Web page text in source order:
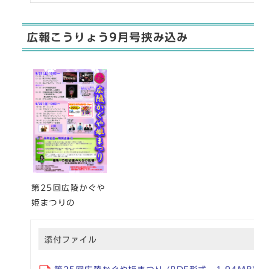
広報こうりょう9月号挟み込み
第25回広陵かぐや
姫まつりの
添付ファイル